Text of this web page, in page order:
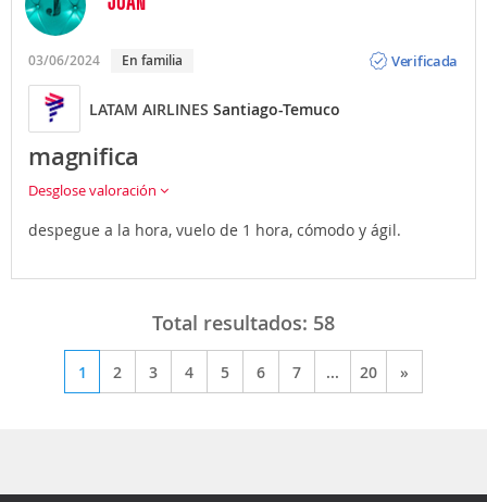
03/06/2024 En familia
Verificada
LATAM AIRLINES Santiago-Temuco
magnifica
Desglose valoración
despegue a la hora, vuelo de 1 hora, cómodo y ágil.
Total resultados: 58
1 2 3 4 5 6 7 ... 20 »